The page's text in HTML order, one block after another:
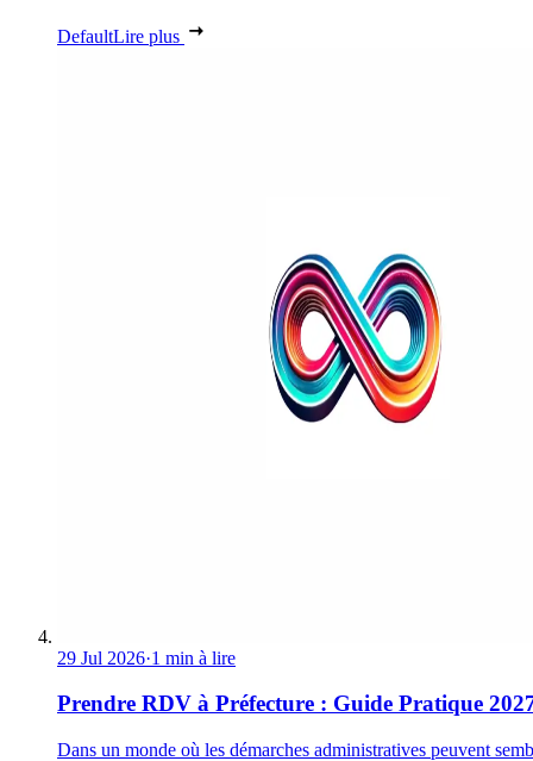
DefaultLire plus
29 Jul 2026·1 min à lire
Prendre RDV à Préfecture : Guide Pratique
Dans un monde où les démarches administratives peuvent